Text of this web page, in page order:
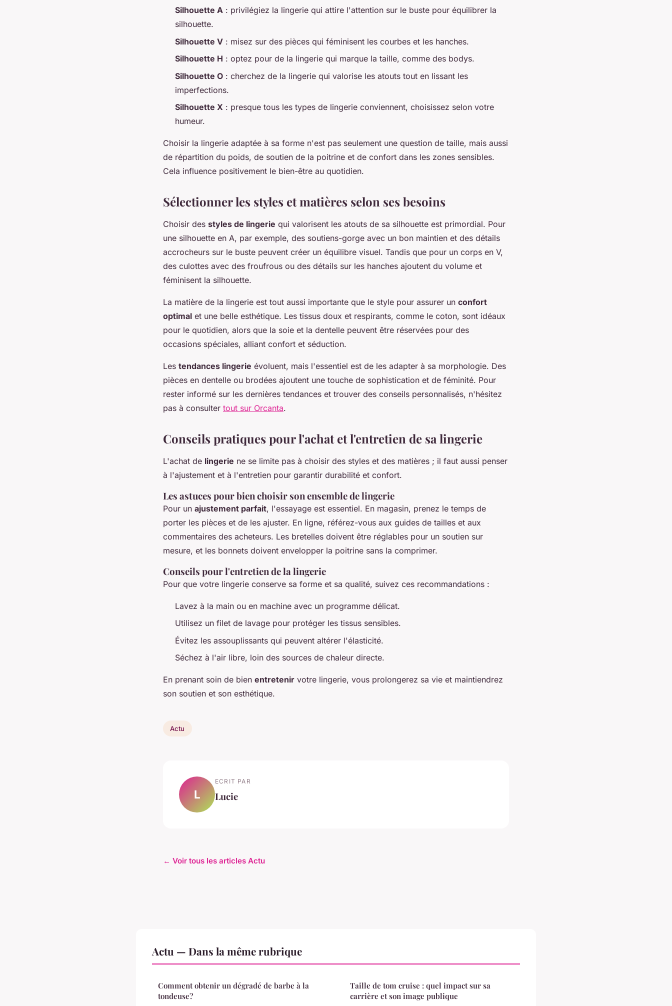
Silhouette A : privilégiez la lingerie qui attire l'attention sur le buste pour équilibrer la
silhouette.
Silhouette V : misez sur des pièces qui féminisent les courbes et les hanches.
Silhouette H : optez pour de la lingerie qui marque la taille, comme des bodys.
Silhouette O : cherchez de la lingerie qui valorise les atouts tout en lissant les
imperfections.
Silhouette X : presque tous les types de lingerie conviennent, choisissez selon votre
humeur.
Choisir la lingerie adaptée à sa forme n'est pas seulement une question de taille, mais aussi
de répartition du poids, de soutien de la poitrine et de confort dans les zones sensibles.
Cela influence positivement le bien-être au quotidien.
Sélectionner les styles et matières selon ses besoins
Choisir des styles de lingerie qui valorisent les atouts de sa silhouette est primordial. Pour
une silhouette en A, par exemple, des soutiens-gorge avec un bon maintien et des détails
accrocheurs sur le buste peuvent créer un équilibre visuel. Tandis que pour un corps en V,
des culottes avec des froufrous ou des détails sur les hanches ajoutent du volume et
féminisent la silhouette.
La matière de la lingerie est tout aussi importante que le style pour assurer un confort
optimal et une belle esthétique. Les tissus doux et respirants, comme le coton, sont idéaux
pour le quotidien, alors que la soie et la dentelle peuvent être réservées pour des
occasions spéciales, alliant confort et séduction.
Les tendances lingerie évoluent, mais l'essentiel est de les adapter à sa morphologie. Des
pièces en dentelle ou brodées ajoutent une touche de sophistication et de féminité. Pour
rester informé sur les dernières tendances et trouver des conseils personnalisés, n'hésitez
pas à consulter tout sur Orcanta.
Conseils pratiques pour l'achat et l'entretien de sa lingerie
L'achat de lingerie ne se limite pas à choisir des styles et des matières ; il faut aussi penser
à l'ajustement et à l'entretien pour garantir durabilité et confort.
Les astuces pour bien choisir son ensemble de lingerie
Pour un ajustement parfait, l'essayage est essentiel. En magasin, prenez le temps de
porter les pièces et de les ajuster. En ligne, référez-vous aux guides de tailles et aux
commentaires des acheteurs. Les bretelles doivent être réglables pour un soutien sur
mesure, et les bonnets doivent envelopper la poitrine sans la comprimer.
Conseils pour l'entretien de la lingerie
Pour que votre lingerie conserve sa forme et sa qualité, suivez ces recommandations :
Lavez à la main ou en machine avec un programme délicat.
Utilisez un filet de lavage pour protéger les tissus sensibles.
Évitez les assouplissants qui peuvent altérer l'élasticité.
Séchez à l'air libre, loin des sources de chaleur directe.
En prenant soin de bien entretenir votre lingerie, vous prolongerez sa vie et maintiendrez
son soutien et son esthétique.
Actu
L
ECRIT PAR
Lucie
← Voir tous les articles Actu
Actu — Dans la même rubrique
Comment obtenir un dégradé de barbe à la
tondeuse?
Taille de tom cruise : quel impact sur sa
carrière et son image publique